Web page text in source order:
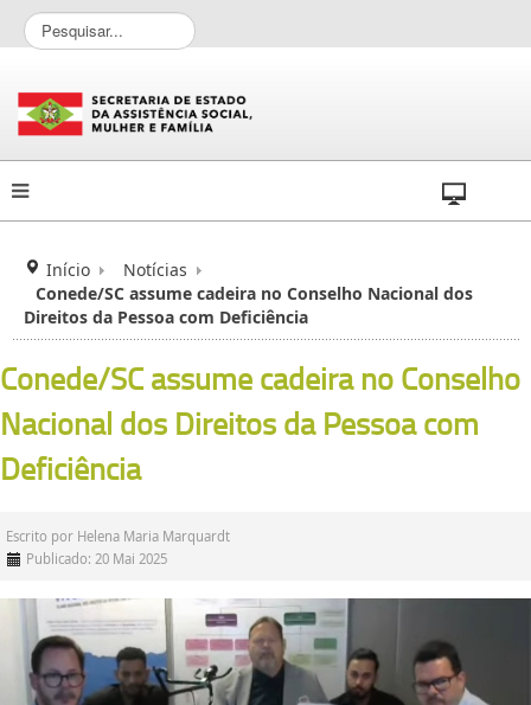
P
e
q
u
i
s
a
Início
Notícias
Conede/SC assume cadeira no Conselho Nacional dos
Direitos da Pessoa com Deficiência
Conede/SC assume cadeira no Conselho
Nacional dos Direitos da Pessoa com
Deficiência
Escrito por Helena Maria Marquardt
Publicado: 20 Mai 2025